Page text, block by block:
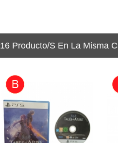
16 Producto/s En La Misma